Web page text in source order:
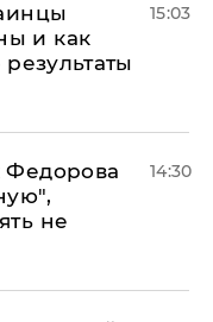
и как
15:03
Федорова
не
14:30